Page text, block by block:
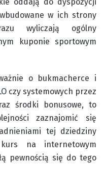
w ich strony
wyliczają ogólny
kuponie sportowym
o bukmacherce i
czy systemowych przez
środki bonusowe, to
zaznajomić się
tej dziedziny
na internetowym
pewnością się do tego